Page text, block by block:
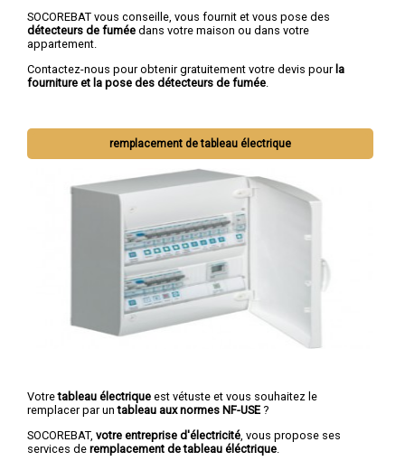
SOCOREBAT vous conseille, vous fournit et vous pose des
détecteurs de fumée dans votre maison ou dans votre
appartement.
Contactez-nous pour obtenir gratuitement votre devis pour la
fourniture et la pose des détecteurs de fumée
remplacement de tableau électrique
Votretableau électrique est vétuste et vous souhaitez le
remplacer par untableau aux normes NF-USE ?
SOCOREBAT, votre entreprise d'électricité, vous propose ses
services de remplacement de tableau éléctrique.